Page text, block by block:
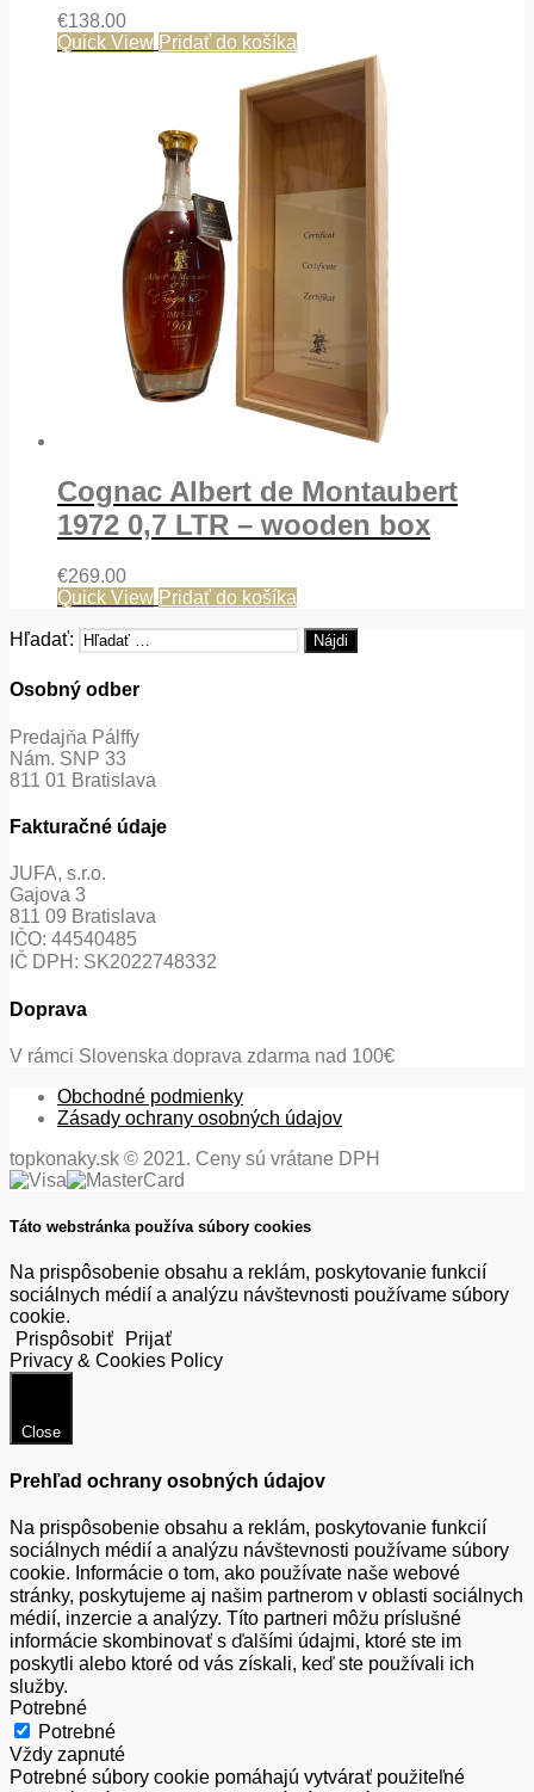
€138.00
Quick View Pridať do košíka
Cognac Albert de Montaubert
1972 0,7 LTR – wooden box
€269.00
Quick View Pridať do košíka
Hľadať:
Osobný odber
Predajňa Pálffy
Nám. SNP 33
811 01 Bratislava
Fakturačné údaje
JUFA, s.r.o.
Gajova 3
811 09 Bratislava
IČO: 44540485
IČ DPH: SK2022748332
Doprava
V rámci Slovenska doprava zdarma nad 100€
Obchodné podmienky
Zásady ochrany osobných údajov
topkonaky.sk © 2021. Ceny sú vrátane DPH
Táto webstránka používa súbory cookies
Na prispôsobenie obsahu a reklám, poskytovanie funkcií
sociálnych médií a analýzu návštevnosti používame súbory
cookie.
Prispôsobiť
Prijať
Privacy & Cookies Policy
Close
Prehľad ochrany osobných údajov
Na prispôsobenie obsahu a reklám, poskytovanie funkcií
sociálnych médií a analýzu návštevnosti používame súbory
cookie. Informácie o tom, ako používate naše webové
stránky, poskytujeme aj našim partnerom v oblasti sociálnych
médií, inzercie a analýzy. Títo partneri môžu príslušné
informácie skombinovať s ďalšími údajmi, ktoré ste im
poskytli alebo ktoré od vás získali, keď ste používali ich
služby.
Potrebné
Potrebné
Vždy zapnuté
Potrebné súbory cookie pomáhajú vytvárať použiteľné